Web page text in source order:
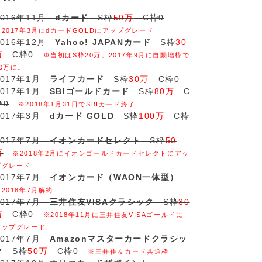
年11月dカードS枠50万C枠0
年3月にdカードGOLDにアップグレード
年12月Yahoo! JAPANカード S枠30
C枠0
※当初はS枠20万。2017年9月に自動増枠で
万に。
年1月 ライフカード S枠30万
C枠0
年1月SBIゴールドカードS枠80万C
0
※2018年1月31日でSBIカード終了
年3月 dカード GOLD S枠100万 C枠
年7月イオンカードセレクトS枠50
※2018年2月にイオンゴールドカードセレクトにアッ
グレード
年7月イオンカード（WAON一体型）
年7月解約
年7月三井住友VISAクラシックS枠30
C枠0
※2018年11月に三井住友VISAゴールドに
ップグレード
年7月 Amazonマスターカードクラシッ
S枠50万 C枠0 ※三井住友カード共通枠